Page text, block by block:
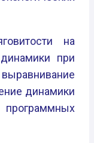
на
при
динамики